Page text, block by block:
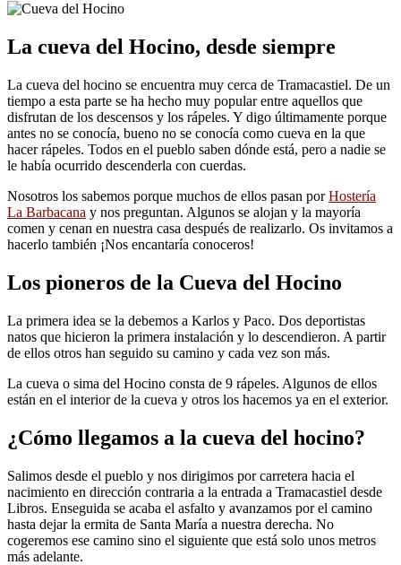
La cueva del Hocino, desde siempre
La cueva del hocino se encuentra muy cerca de Tramacastiel. De un
tiempo a esta parte se ha hecho muy popular entre aquellos que
disfrutan de los descensos y los rápeles. Y digo últimamente porque
antes no se conocía, bueno no se conocía como cueva en la que
hacer rápeles. Todos en el pueblo saben dónde está, pero a nadie se
le había ocurrido descenderla con cuerdas.
Nosotros los sabemos porque muchos de ellos pasan porHostería
La Barbacana y nos preguntan. Algunos se alojan y la mayoría
comen y cenan en nuestra casa después de realizarlo. Os invitamos a
hacerlo también ¡Nos encantaría conoceros!
Los pioneros de la Cueva del Hocino
La primera idea se la debemos a Karlos y Paco. Dos deportistas
natos que hicieron la primera instalación y lo descendieron. A partir
de ellos otros han seguido su camino y cada vez son más.
La cueva o sima del Hocino consta de 9 rápeles. Algunos de ellos
están en el interior de la cueva y otros los hacemos ya en el exterior.
¿Cómo llegamos a la cueva del hocino?
Salimos desde el pueblo y nos dirigimos por carretera hacia el
nacimiento en dirección contraria a la entrada a Tramacastiel desde
Libros. Enseguida se acaba el asfalto y avanzamos por el camino
hasta dejar la ermita de Santa María a nuestra derecha. No
cogeremos ese camino sino el siguiente que está solo unos metros
más adelante.